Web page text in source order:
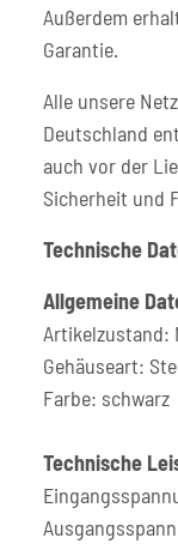
Außerdem
Garantie.
Alle unsere
Deutschland
auch vor der
Sicherheit und
Technische
Allgemeine
Artikelzustand:
Gehäuseart:
Farbe: schwarz
Technische